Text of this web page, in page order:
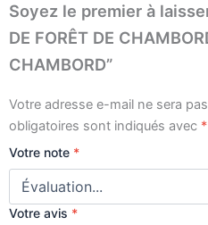
Soyez le premier à
DE FORÊT DE
CHAMBORD”
Votre adresse e-mail ne sera
obligatoires sont indiqués avec *
Votre note *
Votre avis *